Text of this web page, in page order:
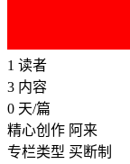
1 读者
3 内容
0 天/篇
精心创作 阿来
专栏类型 买断制